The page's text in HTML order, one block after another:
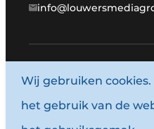
© 1987 - 2026
Wij gebruiken
het gebruik van de